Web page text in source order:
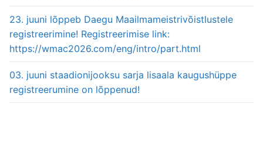
23. juuni lõppeb Daegu Maailmameistrivõistlustele
registreerimine! Registreerimise link:
https://wmac2026.com/eng/intro/part.html
03. juuni staadionijooksu sarja lisaala kaugushüppe
registreerumine on lõppenud!